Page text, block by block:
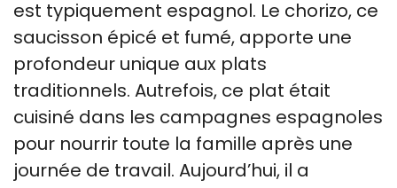
est typiquement espagnol. Le chorizo, ce
saucisson épicé et fumé, apporte une
profondeur unique aux plats
traditionnels. Autrefois, ce plat était
cuisiné dans les campagnes espagnoles
pour nourrir toute la famille après une
journée de travail. Aujourd’hui, il a